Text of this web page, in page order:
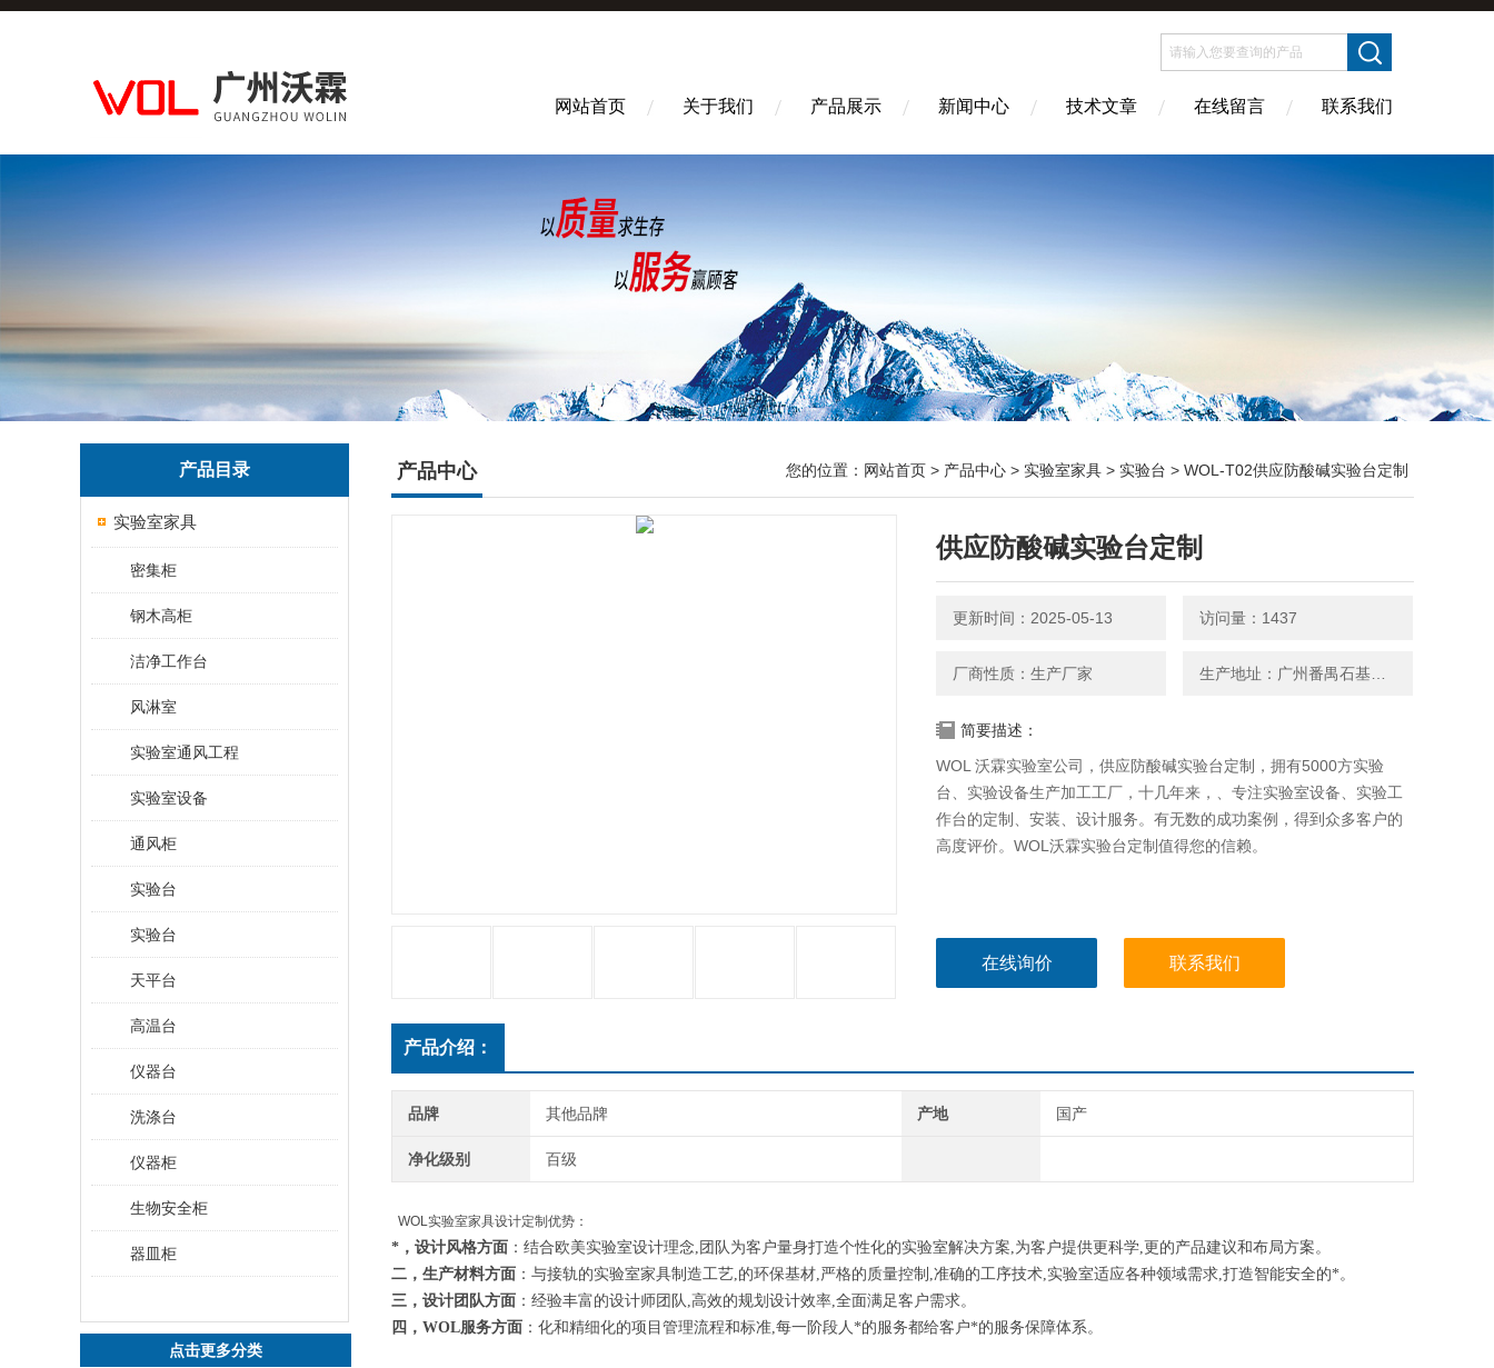
网站首页 关于我们 产品展示 新闻中心 技术文章 在线留言 联系我们
产品目录
实验室家具
密集柜
钢木高柜
洁净工作台
风淋室
实验室通风工程
实验室设备
通风柜
实验台
实验台
天平台
高温台
仪器台
洗涤台
仪器柜
生物安全柜
器皿柜
点击更多分类
产品中心 您的位置： 网站首页 > 产品中心 > 实验室家具 > 实验台 > WOL-T02供应防酸碱实验台定制
供应防酸碱实验台定制
更新时间：2025-05-13 访问量：1437
厂商性质：生产厂家
简要描述：
WOL 沃霖实验室公司，供应防酸碱实验台定制，拥有5000方实验
台、实验设备生产加工工厂，十几年来，、专注实验室设备、实验工
作台的定制、安装、设计服务。有无数的成功案例，得到众多客户的
高度评价。WOL沃霖实验台定制值得您的信赖。
在线询价 联系我们
产品介绍：
品牌 其他品牌 产地 国产
净化级别 百级
WOL实验室家具设计定制优势：
*，设计风格方面 ：结合欧美实验室设计理念,团队为客户量身打造个性化的实验室解决方案,为客户提供更科学,更的产品建议和布局方案。
二，生产材料方面 ：与接轨的实验室家具制造工艺,的环保基材,严格的质量控制,准确的工序技术,实验室适应各种领域需求,打造智能安全的*。
三，设计团队方面 ：经验丰富的设计师团队,高效的规划设计效率,全面满足客户需求。
四，WOL服务方面 ：化和精细化的项目管理流程和标准,每一阶段人*的服务都给客户*的服务保障体系。